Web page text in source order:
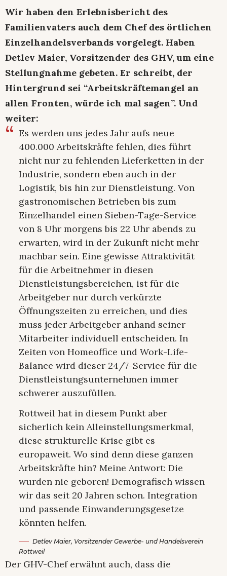
Wir haben den Erlebnisbericht des
Familienvaters auch dem Chef des örtlichen
Einzelhandelsverbands vorgelegt. Haben
Detlev Maier, Vorsitzender des GHV, um eine
Stellungnahme gebeten. Er schreibt, der
Hintergrund sei “Arbeitskräftemangel an
allen Fronten, würde ich mal sagen”. Und
weiter:
Es werden uns jedes Jahr aufs neue
400.000 Arbeitskräfte fehlen, dies führt
nicht nur zu fehlenden Lieferketten in der
Industrie, sondern eben auch in der
Logistik, bis hin zur Dienstleistung. Von
gastronomischen Betrieben bis zum
Einzelhandel einen Sieben-Tage-Service
von 8 Uhr morgens bis 22 Uhr abends zu
erwarten, wird in der Zukunft nicht mehr
machbar sein. Eine gewisse Attraktivität
für die Arbeitnehmer in diesen
Dienstleistungsbereichen, ist für die
Arbeitgeber nur durch verkürzte
Öffnungszeiten zu erreichen, und dies
muss jeder Arbeitgeber anhand seiner
Mitarbeiter individuell entscheiden. In
Zeiten von Homeoffice und Work-Life-
Balance wird dieser 24/7-Service für die
Dienstleistungsunternehmen immer
schwerer auszufüllen.
Rottweil hat in diesem Punkt aber
sicherlich kein Alleinstellungsmerkmal,
diese strukturelle Krise gibt es
europaweit. Wo sind denn diese ganzen
Arbeitskräfte hin? Meine Antwort: Die
wurden nie geboren! Demografisch wissen
wir das seit 20 Jahren schon. Integration
und passende Einwanderungsgesetze
könnten helfen.
Detlev Maier, Vorsitzender Gewerbe- und Handelsverein
Rottweil
Der GHV-Chef erwähnt auch, dass die